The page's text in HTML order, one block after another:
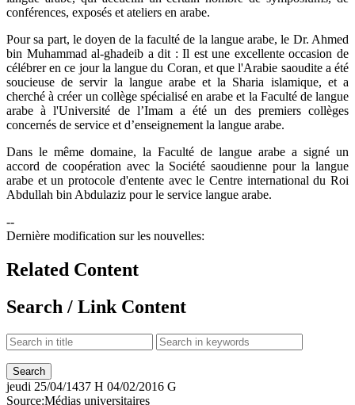
conférences, exposés et ateliers en arabe.
Pour sa part, le doyen de la faculté de la langue arabe, le Dr. Ahmed
bin Muhammad al-ghadeib a dit : Il est une excellente occasion de
célébrer en ce jour la langue du Coran, et que l'Arabie saoudite a été
soucieuse de servir la langue arabe et la Sharia islamique, et a
cherché à créer un collège spécialisé en arabe et la Faculté de langue
arabe à l'Université de l’Imam a été un des premiers collèges
concernés de service et d’enseignement la langue arabe.
Dans le même domaine, la Faculté de langue arabe a signé un
accord de coopération avec la Société saoudienne pour la langue
arabe et un protocole d'entente avec le Centre international du Roi
Abdullah bin Abdulaziz pour le service langue arabe.
--
Dernière modification sur les nouvelles:
Related Content
Search / Link Content
jeudi 25/04/1437 H 04/02/2016 G
Source:Médias universitaires